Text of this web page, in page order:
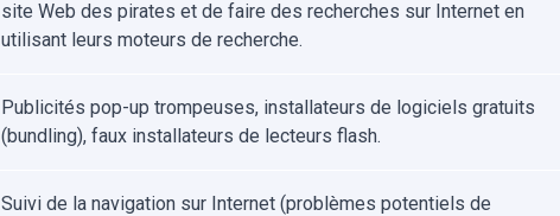
site Web des pirates et de faire des recherches sur Internet en
utilisant leurs moteurs de recherche.
Publicités pop-up trompeuses, installateurs de logiciels gratuits
(bundling), faux installateurs de lecteurs flash.
Suivi de la navigation sur Internet (problèmes potentiels de